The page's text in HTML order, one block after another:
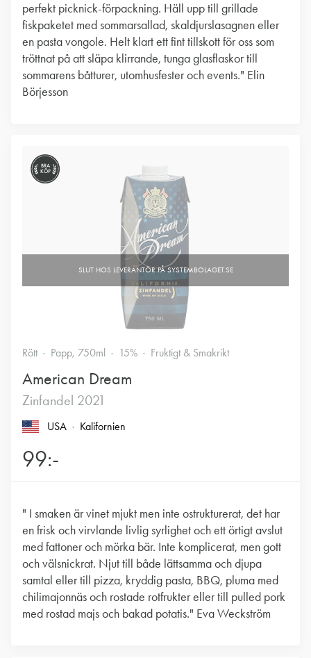
perfekt picknick-förpackning. Häll upp till grillade
fiskpaketet med sommarsallad, skaldjurslasagnen eller
en pasta vongole. Helt klart ett fint tillskott för oss som
tröttnat på att släpa klirrande, tunga glasflaskor till
sommarens båtturer, utomhusfester och events." Elin
Börjesson
BRA
KÖP
Rött Papp, 750ml 15% Fruktigt & Smakrikt
American Dream
Zinfandel 2021
USA Kalifornien
99:-
" I smaken är vinet mjukt men inte ostrukturerat, det har
en frisk och virvlande livlig syrlighet och ett örtigt avslut
med fattoner och mörka bär. Inte komplicerat, men gott
och välsnickrat. Njut till både lättsamma och djupa
samtal eller till pizza, kryddig pasta, BBQ, pluma med
chilimajonnäs och rostade rotfrukter eller till pulled pork
med rostad majs och bakad potatis." Eva Weckström